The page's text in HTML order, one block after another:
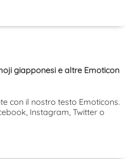
giapponesi e altre Emoticon
con il nostro testo Emoticons.
Instagram, Twitter o